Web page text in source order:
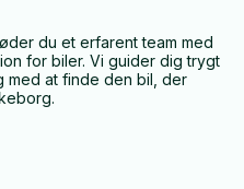
du et erfarent team med
for biler. Vi guider dig trygt
at finde den bil, der